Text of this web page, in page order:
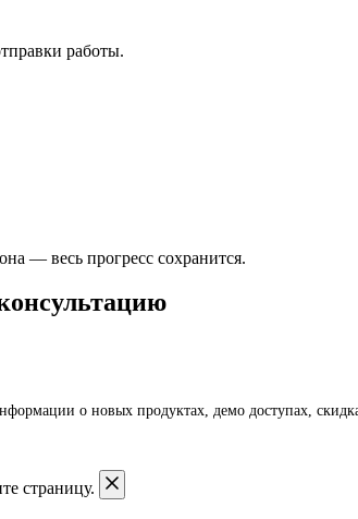
работы.
— весь прогресс сохранится.
о новых продуктах, демо доступах,
страницу.